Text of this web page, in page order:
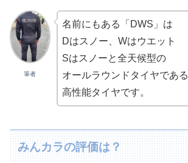
筆者
名前にもある「DWS」は
Dはスノー、Wはウエット
Sはスノーと全天候型の
オールラウンドタイヤである
高性能タイヤです。
みんカラの評価は？